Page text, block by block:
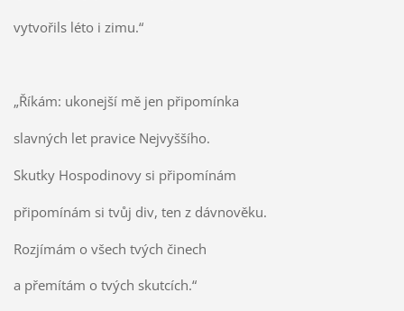
vytvořils léto i zimu.“
„Říkám: ukonejší mě jen připomínka
slavných let pravice Nejvyššího.
Skutky Hospodinovy si připomínám
připomínám si tvůj div, ten z dávnověku.
Rozjímám o všech tvých činech
a přemítám o tvých skutcích.“